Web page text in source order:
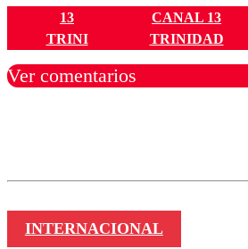
13 CANAL 13
TRINI
TRINIDAD
Ver comentarios
INTERNACIONAL